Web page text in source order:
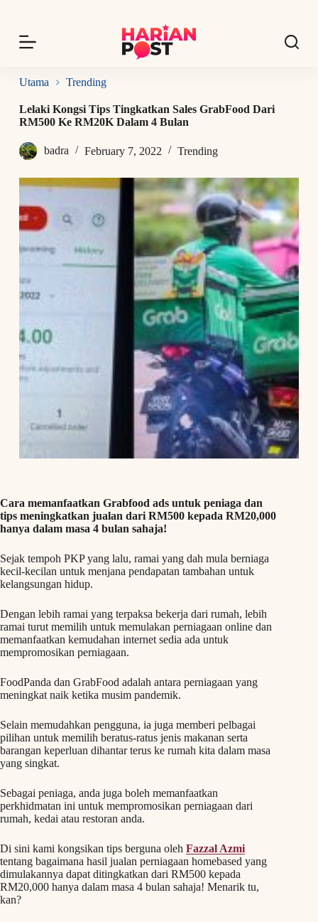
p
o
o
n
n
Utama Trending
Lelaki Kongsi Tips Tingkatkan Sales GrabFood Dari
RM500 Ke RM20K Dalam 4 Bulan
badra February 7, 2022 Trending
Cara memanfaatkan Grabfood ads untuk peniaga dan
tips meningkatkan jualan dari RM500 kepada RM20,000
hanya dalam masa 4 bulan sahaja!
Sejak tempoh PKP yang lalu, ramai yang dah mula berniaga
kecil-kecilan untuk menjana pendapatan tambahan untuk
kelangsungan hidup.
Dengan lebih ramai yang terpaksa bekerja dari rumah, lebih
ramai turut memilih untuk memulakan perniagaan online dan
memanfaatkan kemudahan internet sedia ada untuk
mempromosikan perniagaan.
FoodPanda dan GrabFood adalah antara perniagaan yang
meningkat naik ketika musim pandemik.
Selain memudahkan pengguna, ia juga memberi pelbagai
pilihan untuk memilih beratus-ratus jenis makanan serta
barangan keperluan dihantar terus ke rumah kita dalam masa
yang singkat.
Sebagai peniaga, anda juga boleh memanfaatkan
perkhidmatan ini untuk mempromosikan perniagaan dari
rumah, kedai atau restoran anda.
Di sini kami kongsikan tips berguna oleh Fazzal Azmi
tentang bagaimana hasil jualan perniagaan homebased yang
dimulakannya dapat ditingkatkan dari RM500 kepada
RM20,000 hanya dalam masa 4 bulan sahaja! Menarik tu,
kan?